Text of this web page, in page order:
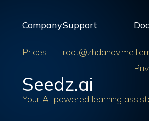
Company
Prices
Support
root@zhdanov.me
Seedz.ai
Your AI powered learning